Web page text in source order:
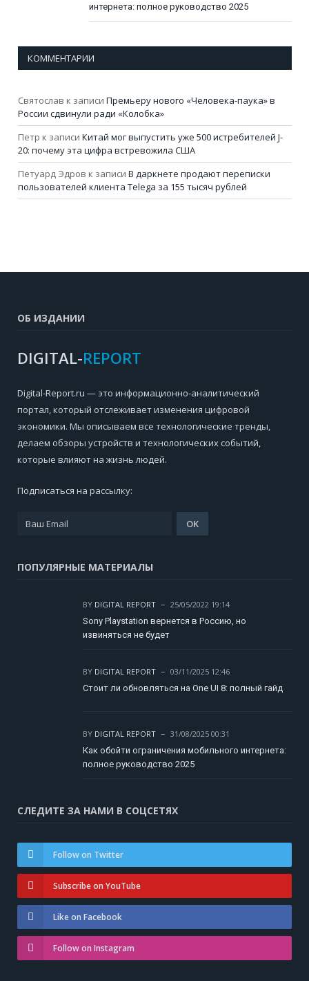
интернета: полное руководство 2025
КОММЕНТАРИИ
Святослав к записи Премьеру нового «Человека-паука» в
России сдвинули ради «Колобка»
Петр к записи Китай мог выпустить уже 500 истребителей J-
20: почему эта цифра встревожила США
Петуард Эдров к записи В даркнете продают переписки
пользователей клиента Telega за 155 тысяч рублей
ОБ ИЗДАНИИ
DIGITAL-REPORT
Digital-Report.ru — это информационно-аналитический
портал, который отслеживает изменения цифровой
экономики. Мы описываем все технологические тренды,
делаем обзоры устройств и технологических событий,
которые влияют на жизнь людей.
Подписаться на рассылку:
ПОПУЛЯРНЫЕ МАТЕРИАЛЫ
BY DIGITAL REPORT
25/05/2022 19:14
Sony Playstation вернется в Россию, но
извиняться не будет
BY DIGITAL REPORT
03/11/2025 12:46
Стоит ли обновляться на One UI 8: полный гайд
BY DIGITAL REPORT
31/08/2025 00:31
Как обойти ограничения мобильного интернета:
полное руководство 2025
СЛЕДИТЕ ЗА НАМИ В СОЦСЕТЯХ
Follow on Twitter
Subscribe on YouTube
Like on Facebook
Follow on Instagram